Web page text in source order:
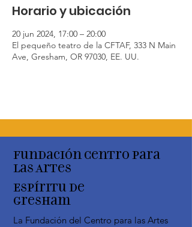
Horario y ubicación
20 jun 2024, 17:00 – 20:00
El pequeño teatro de la CFTAF, 333 N Main
Ave, Gresham, OR 97030, EE. UU.
Fundación Centro para
las Artes
Espíritu de
Gresham
La Fundación del Centro para las Artes